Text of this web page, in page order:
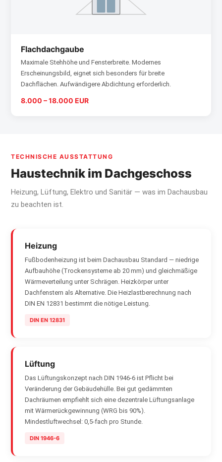
Flachdachgaube
Maximale Stehhöhe und Fensterbreite. Modernes
Erscheinungsbild, eignet sich besonders für breite
Dachflächen. Aufwändigere Abdichtung erforderlich.
8.000 – 18.000 EUR
TECHNISCHE AUSSTATTUNG
Haustechnik im Dachgeschoss
Heizung, Lüftung, Elektro und Sanitär — was im Dachausbau
zu beachten ist.
Heizung
Fußbodenheizung ist beim Dachausbau Standard — niedrige
Aufbauhöhe (Trockensysteme ab 20 mm) und gleichmäßige
Wärmeverteilung unter Schrägen. Heizkörper unter
Dachfenstern als Alternative. Die Heizlastberechnung nach
DIN EN 12831 bestimmt die nötige Leistung.
DIN EN 12831
Lüftung
Das Lüftungskonzept nach DIN 1946-6 ist Pflicht bei
Veränderung der Gebäudehülle. Bei gut gedämmten
Dachräumen empfiehlt sich eine dezentrale Lüftungsanlage
mit Wärmerückgewinnung (WRG bis 90%).
Mindestluftwechsel: 0,5-fach pro Stunde.
DIN 1946-6